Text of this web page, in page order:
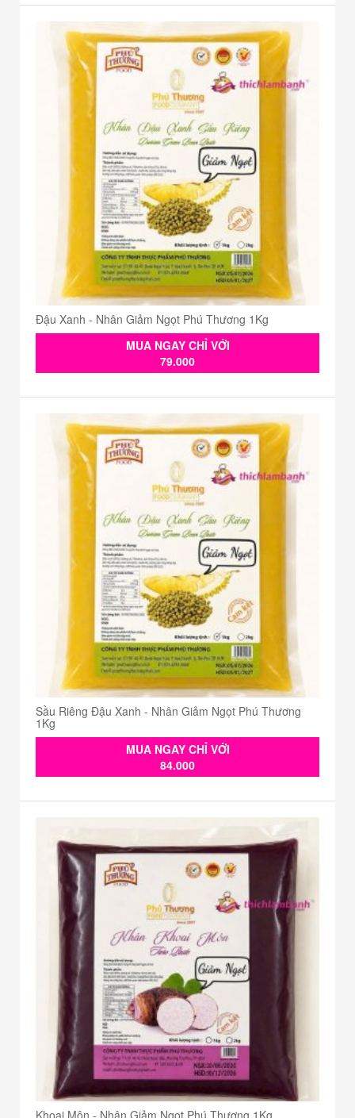
Đậu Xanh - Nhân Giảm Ngọt Phú Thương 1Kg
MUA NGAY CHỈ VỚI
79.000
Sầu Riêng Đậu Xanh - Nhân Giảm Ngọt Phú Thương
1Kg
MUA NGAY CHỈ VỚI
84.000
Khoai Môn - Nhân Giảm Ngọt Phú Thương 1Kg